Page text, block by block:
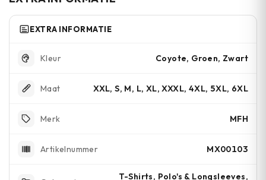
EXTRA INFORMATIE
Kleur Coyote, Groen, Zwart
Maat XXL, S, M, L, XL, XXXL, 4XL, 5XL, 6XL
Merk MFH
Artikelnummer MX00103
T-Shirts, Polo's & Longsleeves,